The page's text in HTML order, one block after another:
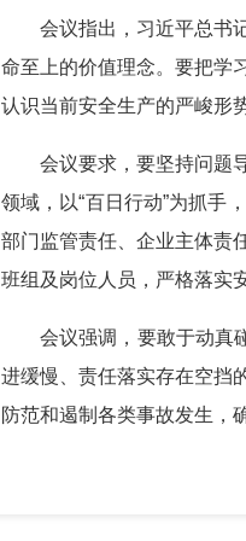
会议指出，习近平总书
命至上的价值理念。要把学
认识当前安全生产的严峻形
会议要求，要坚持问题
领域，以“百日行动”为抓手
部门监管责任、企业主体责
班组及岗位人员，严格落实
会议强调，要敢于动真
进缓慢、责任落实存在空挡
防范和遏制各类事故发生，